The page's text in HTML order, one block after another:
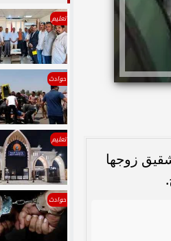
زوجها
تعليم
حوادث
تعليم
حوادث